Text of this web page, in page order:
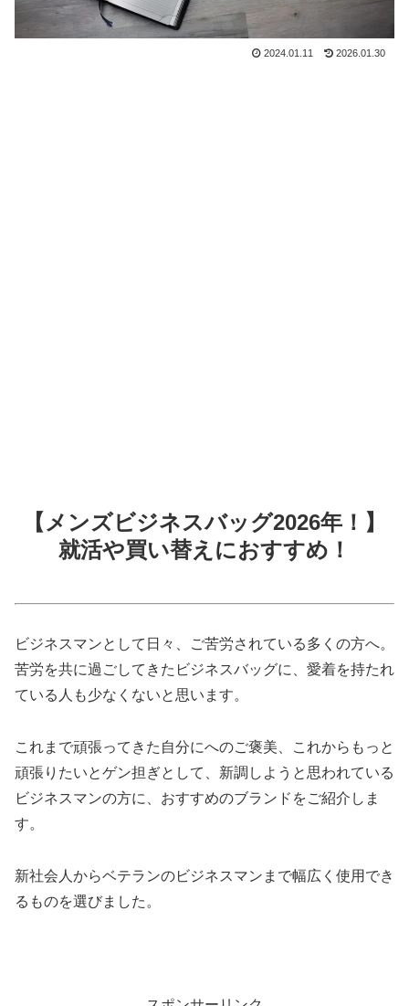
2024.01.11 2026.01.30
【メンズビジネスバッグ2026年！】
就活や買い替えにおすすめ！
ビジネスマンとして日々、ご苦労されている多くの方へ。
苦労を共に過ごしてきたビジネスバッグに、愛着を持たれ
ている人も少なくないと思います。
これまで頑張ってきた自分にへのご褒美、これからもっと
頑張りたいとゲン担ぎとして、新調しようと思われている
ビジネスマンの方に、おすすめのブランドをご紹介しま
す。
新社会人からベテランのビジネスマンまで幅広く使用でき
るものを選びました。